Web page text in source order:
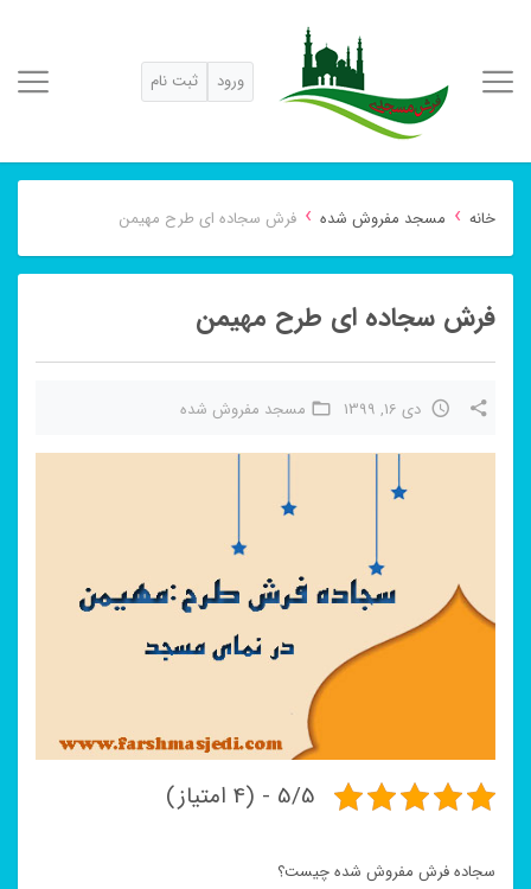
ورود ثبت نام
خانه › مسجد مفروش شده › فرش سجاده ای طرح مهیمن
فرش سجاده ای طرح مهیمن
دی 16, 1399 مسجد مفروش شده
5/5 - (4 امتیاز)
سجاده فرش مفروش شده چیست؟